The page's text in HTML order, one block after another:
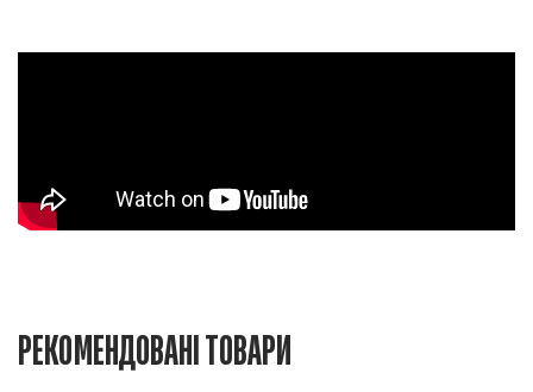
РЕКОМЕНДОВАНІ ТОВАРИ